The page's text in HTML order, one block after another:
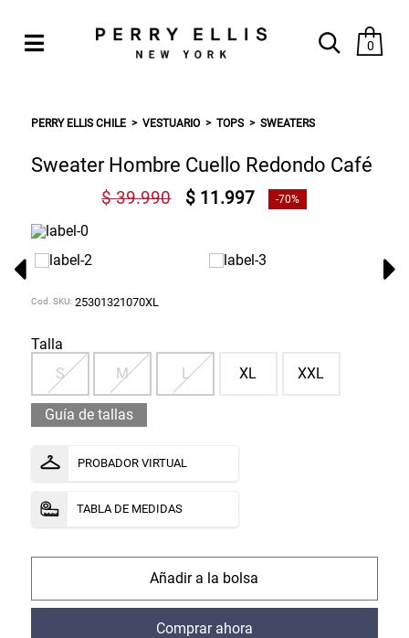
0
PERRY ELLIS CHILE VESTUARIO TOPS SWEATERS
Sweater Hombre Cuello Redondo Café
$ 39.990 $ 11.997 -70%
Cod. SKU: 25301321070XL
Talla
S
M L XL XXL
Guía de tallas
PROBADOR VIRTUAL
TABLA DE MEDIDAS
comprar
comprar